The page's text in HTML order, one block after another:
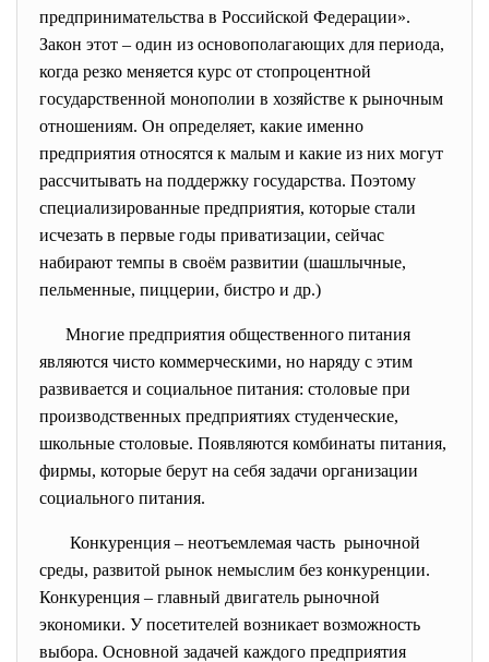
предпринимательства в Российской Федерации».
Закон этот – один из основополагающих для периода,
когда резко меняется курс от стопроцентной
государственной монополии в хозяйстве к рыночным
отношениям. Он определяет, какие именно
предприятия относятся к малым и какие из них могут
рассчитывать на поддержку государства. Поэтому
специализированные предприятия, которые стали
исчезать в первые годы приватизации, сейчас
набирают темпы в своём развитии (шашлычные,
пельменные, пиццерии, бистро и др.)
Многие предприятия общественного питания
являются чисто коммерческими, но наряду с этим
развивается и социальное питания: столовые при
производственных предприятиях студенческие,
школьные столовые. Появляются комбинаты питания,
фирмы, которые берут на себя задачи организации
социального питания.
Конкуренция – неотъемлемая часть рыночной
среды, развитой рынок немыслим без конкуренции.
Конкуренция – главный двигатель рыночной
экономики. У посетителей возникает возможность
выбора. Основной задачей каждого предприятия